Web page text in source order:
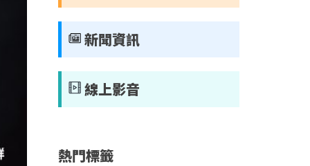
新聞資訊
線上影音
熱門標籤